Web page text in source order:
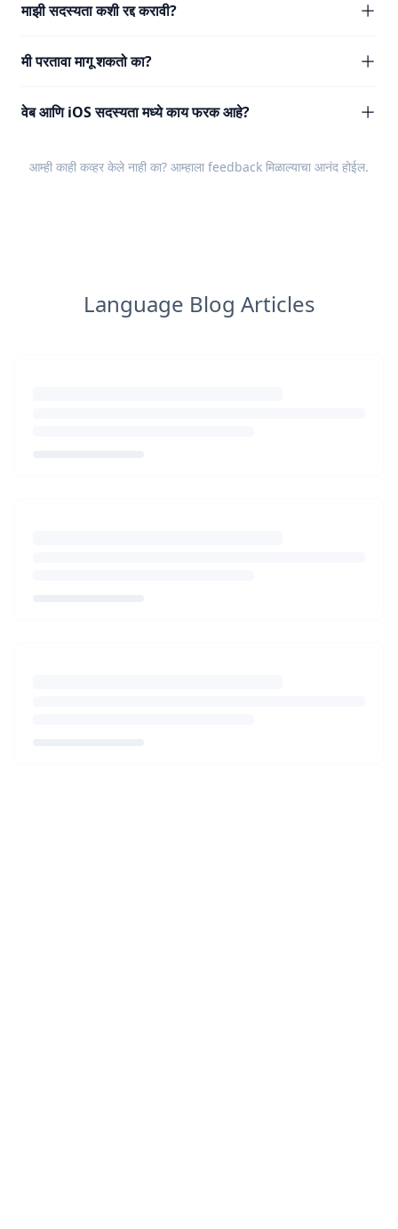
माझी सदस्यता कशी रद्द करावी?
मी परतावा मागू शकतो का?
वेब आणि iOS सदस्यता मध्ये काय फरक आहे?
आम्ही काही कव्हर केले नाही का? आम्हाला feedback मिळाल्याचा आनंद होईल.
Language Blog Articles